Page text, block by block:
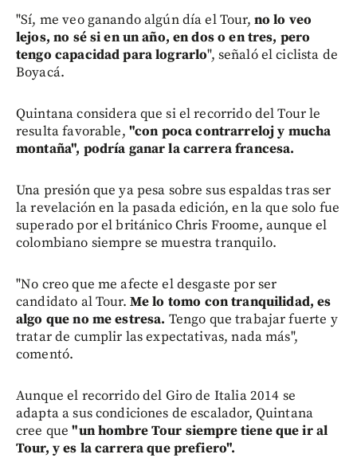
"Sí, me veo ganando algún día el Tour, no lo veo
lejos, no sé si en un año, en dos o en tres, pero
tengo capacidad para lograrlo", señaló el ciclista de
Boyacá.
Quintana considera que si el recorrido del Tour le
resulta favorable, "con poca contrarreloj y mucha
montaña", podría ganar la carrera francesa.
Una presión que ya pesa sobre sus espaldas tras ser
la revelación en la pasada edición, en la que solo fue
superado por el británico Chris Froome, aunque el
colombiano siempre se muestra tranquilo.
"No creo que me afecte el desgaste por ser
candidato al Tour. Me lo tomo con tranquilidad, es
algo que no me estresa. Tengo que trabajar fuerte y
tratar de cumplir las expectativas, nada más",
comentó.
Aunque el recorrido del Giro de Italia 2014 se
adapta a sus condiciones de escalador, Quintana
cree que"un hombre Tour siempre tiene que ir al
Tour, y es la carrera que prefiero".